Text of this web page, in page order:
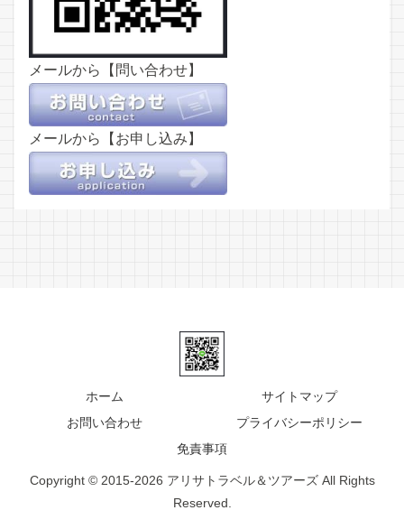
メールから【問い合わせ】
メールから【お申し込み】
ホーム
サイトマップ
お問い合わせ
プライバシーポリシー
免責事項
Copyright © 2015-2026 アリサトラベル＆ツアーズ All Rights
Reserved.